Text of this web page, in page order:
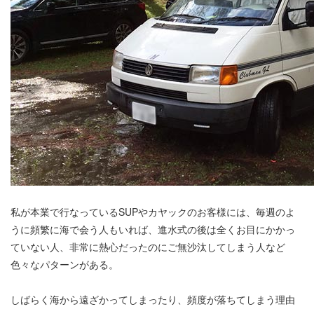
私が本業で行なっているSUPやカヤックのお客様には、毎週のよ
うに頻繁に海で会う人もいれば、進水式の後は全くお目にかかっ
ていない人、非常に熱心だったのにご無沙汰してしまう人など
色々なパターンがある。
しばらく海から遠ざかってしまったり、頻度が落ちてしまう理由